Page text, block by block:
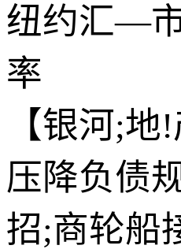
纽约汇—
率
【银河;
压降负债
招;商轮船